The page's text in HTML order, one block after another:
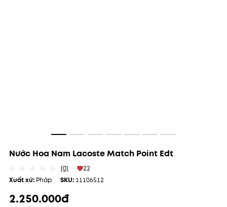
Nước Hoa Nam Lacoste Match Point Edt
(0)
22
Xuất xứ: Pháp SKU: 11106512
2.250.000đ